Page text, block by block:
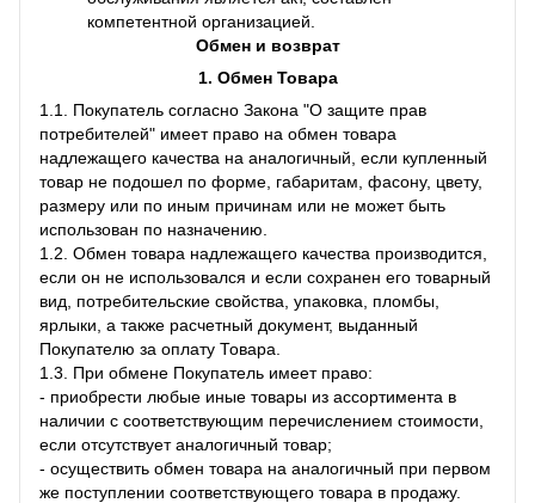
компетентной организацией.
Обмен и возврат
1. Обмен Товара
1.1. Покупатель согласно Закона "О защите прав
потребителей" имеет право на обмен товара
надлежащего качества на аналогичный, если купленный
товар не подошел по форме, габаритам, фасону, цвету,
размеру или по иным причинам или не может быть
использован по назначению.
1.2. Обмен товара надлежащего качества производится,
если он не использовался и если сохранен его товарный
вид, потребительские свойства, упаковка, пломбы,
ярлыки, а также расчетный документ, выданный
Покупателю за оплату Товара.
1.3. При обмене Покупатель имеет право:
- приобрести любые иные товары из ассортимента в
наличии с соответствующим перечислением стоимости,
если отсутствует аналогичный товар;
- осуществить обмен товара на аналогичный при первом
же поступлении соответствующего товара в продажу.